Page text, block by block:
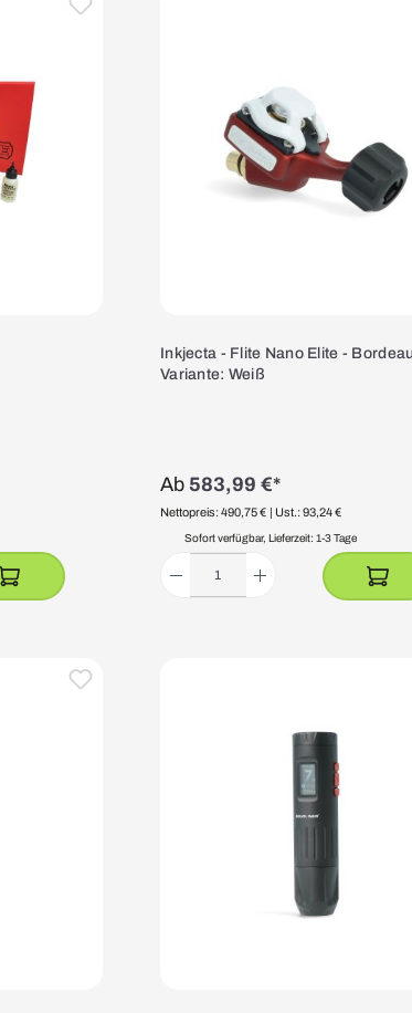
Inkjecta - Flite Nano Elite -
Variante: Weiß
Ab 583,99 €*
Nettopreis: 490,75 € | Ust.: 93,24 €
Sofort verfügbar, Lieferzeit: 1-3 Tage